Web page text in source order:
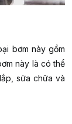
bơm này gồm
này là có thể
sửa chữa và